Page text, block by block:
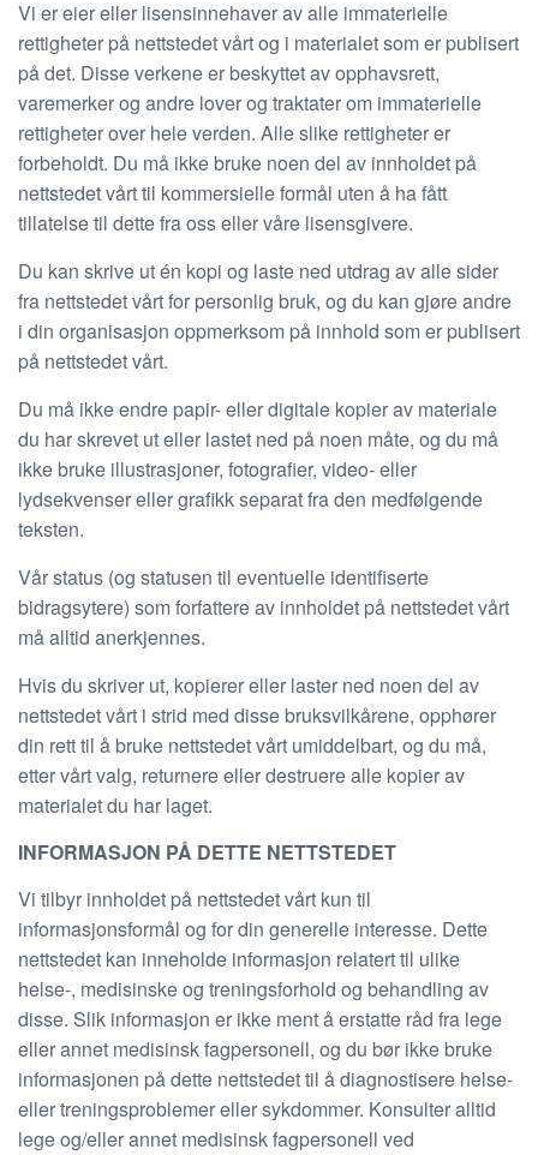
Vi er eier eller lisensinnehaver av alle immaterielle
rettigheter på nettstedet vårt og i materialet som er publisert
på det. Disse verkene er beskyttet av opphavsrett,
varemerker og andre lover og traktater om immaterielle
rettigheter over hele verden. Alle slike rettigheter er
forbeholdt. Du må ikke bruke noen del av innholdet på
nettstedet vårt til kommersielle formål uten å ha fått
tillatelse til dette fra oss eller våre lisensgivere.
Du kan skrive ut én kopi og laste ned utdrag av alle sider
fra nettstedet vårt for personlig bruk, og du kan gjøre andre
i din organisasjon oppmerksom på innhold som er publisert
på nettstedet vårt.
Du må ikke endre papir- eller digitale kopier av materiale
du har skrevet ut eller lastet ned på noen måte, og du må
ikke bruke illustrasjoner, fotografier, video- eller
lydsekvenser eller grafikk separat fra den medfølgende
teksten.
Vår status (og statusen til eventuelle identifiserte
bidragsytere) som forfattere av innholdet på nettstedet vårt
må alltid anerkjennes.
Hvis du skriver ut, kopierer eller laster ned noen del av
nettstedet vårt i strid med disse bruksvilkårene, opphører
din rett til å bruke nettstedet vårt umiddelbart, og du må,
etter vårt valg, returnere eller destruere alle kopier av
materialet du har laget.
INFORMASJON PÅ DETTE NETTSTEDET
Vi tilbyr innholdet på nettstedet vårt kun til
informasjonsformål og for din generelle interesse. Dette
nettstedet kan inneholde informasjon relatert til ulike
helse-, medisinske og treningsforhold og behandling av
disse. Slik informasjon er ikke ment å erstatte råd fra lege
eller annet medisinsk fagpersonell, og du bør ikke bruke
informasjonen på dette nettstedet til å diagnostisere helse-
eller treningsproblemer eller sykdommer. Konsulter alltid
lege og/eller annet medisinsk fagpersonell ved